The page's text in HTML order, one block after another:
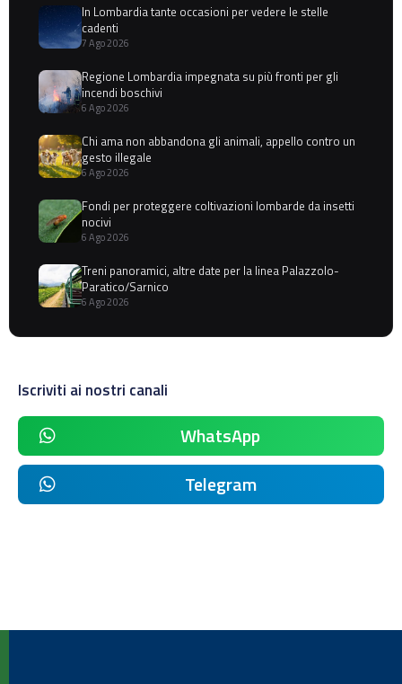
In Lombardia tante occasioni per vedere le stelle
cadenti
7 Ago 2026
Regione Lombardia impegnata su più fronti per gli
incendi boschivi
6 Ago 2026
Chi ama non abbandona gli animali, appello contro un
gesto illegale
6 Ago 2026
Fondi per proteggere coltivazioni lombarde da insetti
nocivi
6 Ago 2026
Treni panoramici, altre date per la linea Palazzolo-
Paratico/Sarnico
6 Ago 2026
Iscriviti ai nostri canali
WhatsApp
Telegram